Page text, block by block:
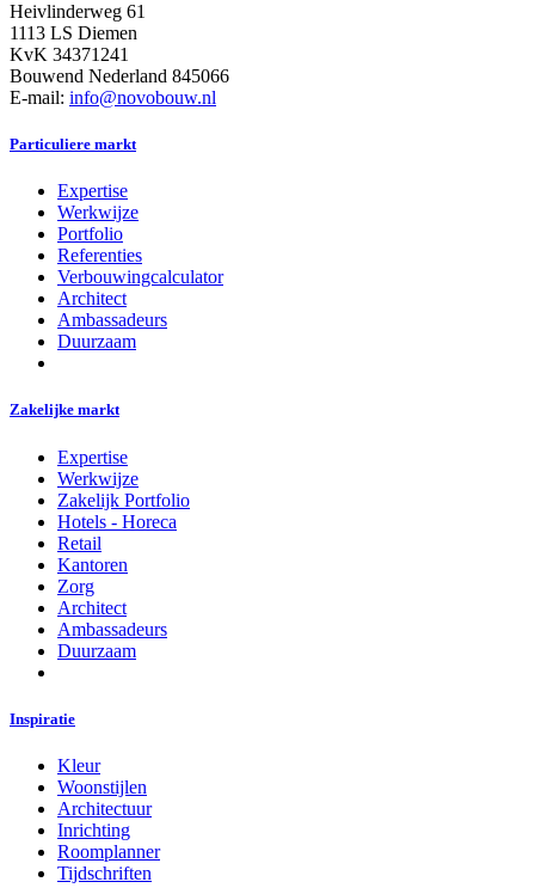
Heivlinderweg 61
1113 LS Diemen
KvK 34371241
Bouwend Nederland 845066
E-mail: info@novobouw.nl
Particuliere markt
Expertise
Werkwijze
Portfolio
Referenties
Verbouwingcalculator
Architect
Ambassadeurs
Duurzaam
Zakelijke markt
Expertise
Werkwijze
Zakelijk Portfolio
Hotels - Horeca
Retail
Kantoren
Zorg
Architect
Ambassadeurs
Duurzaam
Inspiratie
Kleur
Woonstijlen
Architectuur
Inrichting
Roomplanner
Tijdschriften